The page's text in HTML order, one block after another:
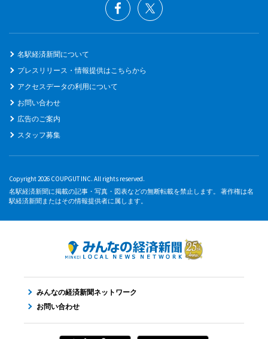
名駅経済新聞について
プレスリリース・情報提供はこちらから
アクセスデータの利用について
お問い合わせ
広告のご案内
スタッフ募集
Copyright 2026 COUPGUT INC. All rights reserved.
名駅経済新聞に掲載の記事・写真・図表などの無断転載を禁止します。 著作権は名
駅経済新聞またはその情報提供者に属します。
みんなの経済新聞ネットワーク
お問い合わせ